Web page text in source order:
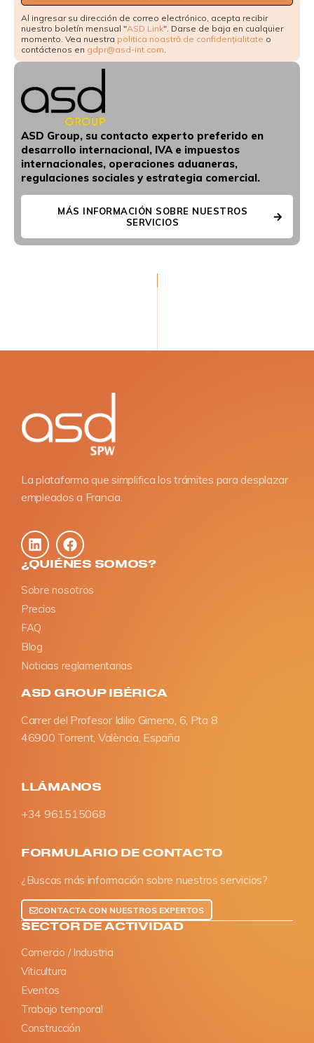
Al ingresar su dirección de correo electrónico, acepta recibir
nuestro boletín mensual "ASD Link". Darse de baja en cualquier
momento. Vea nuestra politica noastră de confidențialitate
contáctenos en gdpr@asd-int.com
ASD Group, su contacto experto preferido en
desarrollo internacional, IVA e impuestos
internacionales, operaciones aduaneras,
regulaciones sociales y estrategia comercial.
MÁS INFORMACIÓN SOBRE NUESTROS
SERVICIOS
La plataforma que simplifica los trámites para desplazar
empleados a Francia.
¿QUIÉNES SOMOS?
Sobre nosotros
Precios
FAQ
Blog
Noticias reglamentarias
ASD GROUP IBÉRICA
Carrer del Profesor Idilio Gimeno, 6, Pta 8
46900 Torrent, València, España
LLÁMANOS
+34 961515068
FORMULARIO DE CONTACTO
¿Buscas más información sobre nuestros servicios?
CONTACTA CON NUESTROS EXPERTOS
SECTOR DE ACTIVIDAD
Comercio / Industria
Viticultura
Eventos
Trabajo temporal
Construcción